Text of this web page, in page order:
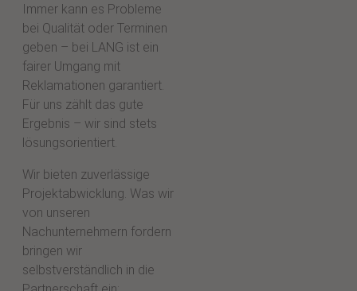
Immer kann es Probleme
bei Qualität oder Terminen
geben – bei LANG ist ein
fairer Umgang mit
Reklamationen garantiert.
Für uns zählt das gute
Ergebnis – wir sind stets
lösungsorientiert.
Wir bieten zuverlässige
Projektabwicklung. Was wir
von unseren
Nachunternehmern fordern
bringen wir
selbstverständlich in die